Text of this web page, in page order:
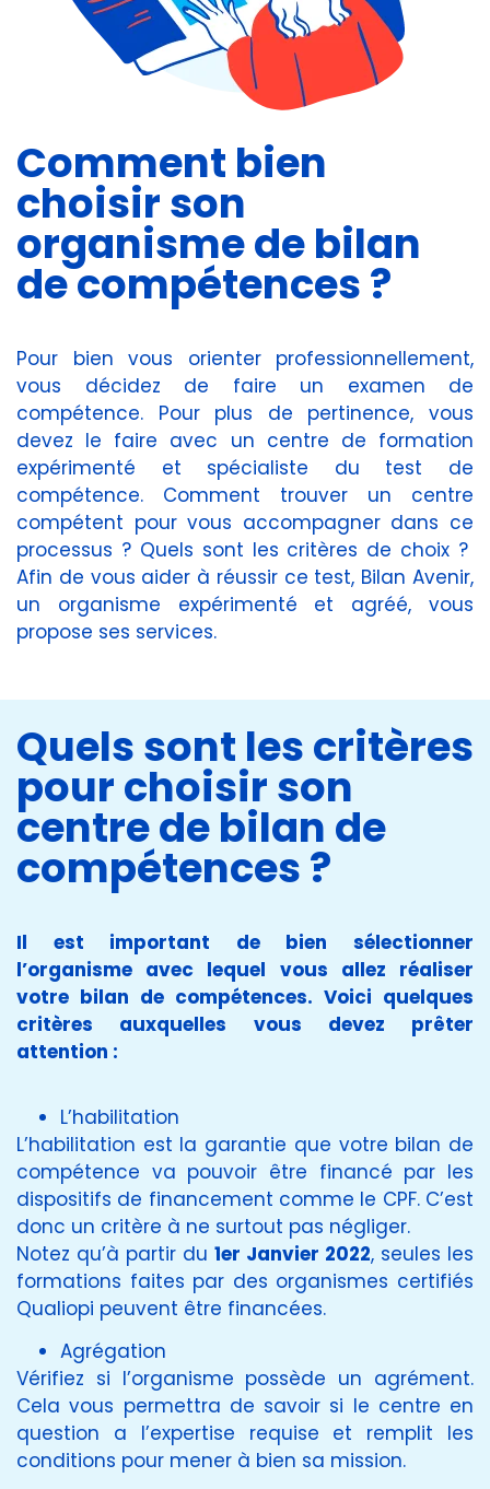
Comment bien
choisir son
organisme de bilan
de compétences ?
Pour bien vous orienter professionnellement,
vous décidez de faire un examen de
compétence. Pour plus de pertinence, vous
devez le faire avec un centre de formation
expérimenté et spécialiste du test de
compétence. Comment trouver un centre
compétent pour vous accompagner dans ce
processus ? Quels sont les critères de choix ?
Afin de vous aider à réussir ce test, Bilan Avenir,
un organisme expérimenté et agréé, vous
propose ses services.
Quels sont les critères
pour choisir son
centre de bilan de
compétences ?
Il est important de bien sélectionner
l’organisme avec lequel vous allez réaliser
votre bilan de compétences. Voici quelques
critères auxquelles vous devez prêter
attention :
L’habilitation
L’habilitation est la garantie que votre bilan de
compétence va pouvoir être financé par les
dispositifs de financement comme le CPF. C’est
donc un critère à ne surtout pas négliger.
Notez qu’à partir du 1er Janvier 2022, seules les
formations faites par des organismes certifiés
Qualiopi peuvent être financées.
Agrégation
Vérifiez si l’organisme possède un agrément.
Cela vous permettra de savoir si le centre en
question a l’expertise requise et remplit les
conditions pour mener à bien sa mission.